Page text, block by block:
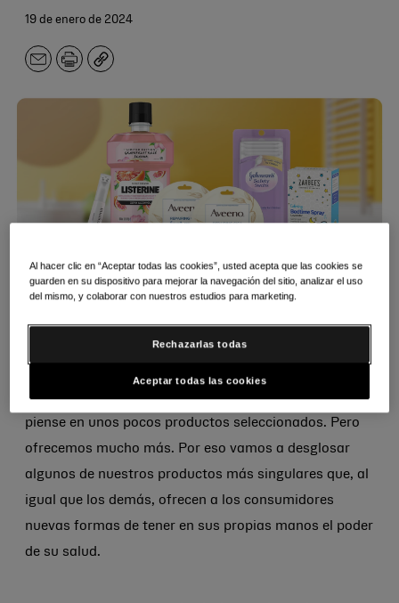
19 de enero de 2024
CorreoImprimir
Copiar
Si bien que nuestras marcas icónicas afectan a las
mundo, cuando piensa en Kenvue, es posible que sólo
piense en unos pocos productos seleccionados. Pero
ofrecemos mucho más. Por eso vamos a desglosar
algunos de nuestros productos más singulares que, al
igual que los demás, ofrecen a los consumidores
nuevas formas de tener en sus propias manos el poder
de su salud.
Al hacer clic en “Aceptar todas las cookies”, usted acepta que las cookies se
guarden en su dispositivo para mejorar la navegación del sitio, analizar el uso
del mismo, y colaborar con nuestros estudios para marketing.
Rechazarlas todas
Aceptar todas las cookies